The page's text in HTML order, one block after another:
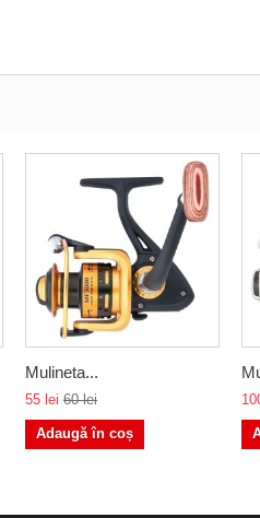
Mulineta...
55 lei 60 lei
Adaugă în coș